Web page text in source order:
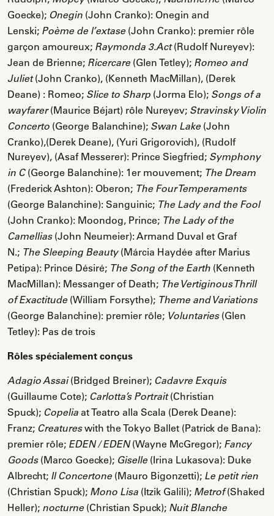
Goecke); Onegin (John Cranko): Onegin and
Lenski; Poème de l’extase(John Cranko): premier rôle
garçon amoureux; Raymonda 3.Act(Rudolf Nureyev):
Jean de Brienne; Ricercare(Glen Tetley); Romeo and
Juliet(John Cranko), (Kenneth MacMillan), (Derek
Deane) : Romeo; Slice to Sharp (Jorma Elo); Songs of a
wayfarer(Maurice Béjart) rôle Nureyev; Stravinsky Violin
Concerto (George Balanchine); Swan Lake(John
Cranko),(Derek Deane), (Yuri Grigorovich), (Rudolf
Nureyev), (Asaf Messerer): Prince Siegfried; Symphony
in C(George Balanchine): 1er mouvement; The Dream
(Frederick Ashton): Oberon; The Four Temperaments
(George Balanchine): Sanguinic; The Lady and the Fool
(John Cranko): Moondog, Prince; The Lady of the
Camellias(John Neumeier): Armand Duval et Graf
N.; The Sleeping Beauty(Márcia Haydée after Marius
Petipa): Prince Désiré; The Song of the Earth (Kenneth
MacMillan): Messanger of Death; The Vertiginous Thrill
of Exactitude(William Forsythe); Theme and Variations
(George Balanchine): premier rôle; Voluntaries(Glen
Tetley): Pas de trois
Rôles spécialement conçus
Adagio Assai(Bridged Breiner); Cadavre Exquis
(Guillaume Cote); Carlotta’s Portrait(Christian
Spuck); Copelia at Teatro alla Scala (Derek Deane):
Franz; Creatureswith the Tokyo Ballet (Patrick de Bana):
premier rôle; EDEN / EDEN(Wayne McGregor); Fancy
Goods(Marco Goecke); Giselle(Irina Lukasova): Duke
Albrecht; Il Concertone(Mauro Bigonzetti); Le petit rien
(Christian Spuck); Mono Lisa (Itzik Galili); Metrof(Shaked
Heller); nocturne(Christian Spuck); Nuit Blanche